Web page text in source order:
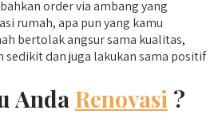
order via ambang yang
rumah, apa pun yang kamu
bertolak angsur sama kualitas,
dan juga lakukan sama positif
Anda Renovasi ?